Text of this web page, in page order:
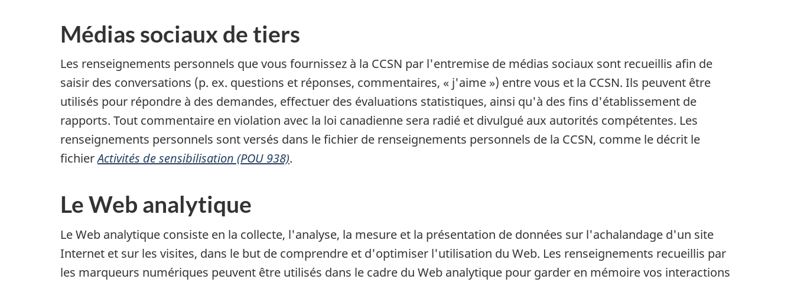
Médias sociaux de tiers
Les renseignements personnels que vous fournissez à la CCSN par l'entremise de médias sociaux sont recueillis afin de
saisir des conversations (p. ex. questions et réponses, commentaires, « j'aime ») entre vous et la CCSN. Ils peuvent être
utilisés pour répondre à des demandes, effectuer des évaluations statistiques, ainsi qu'à des fins d'établissement de
rapports. Tout commentaire en violation avec la loi canadienne sera radié et divulgué aux autorités compétentes. Les
renseignements personnels sont versés dans le fichier de renseignements personnels de la CCSN, comme le décrit le
fichierActivités de sensibilisation (POU 938).
Le Web analytique
Le Web analytique consiste en la collecte, l'analyse, la mesure et la présentation de données sur l'achalandage d'un site
Internet et sur les visites, dans le but de comprendre et d'optimiser l'utilisation du Web. Les renseignements recueillis par
les marqueurs numériques peuvent être utilisés dans le cadre du Web analytique pour garder en mémoire vos interactions